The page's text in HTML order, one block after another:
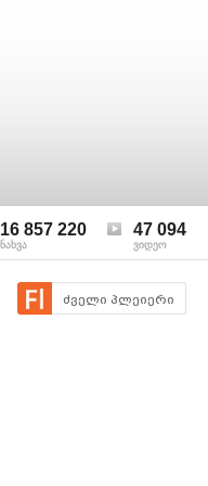
16 857 220
ნახვა
47 094
ვიდეო
ძველი პლეიერი